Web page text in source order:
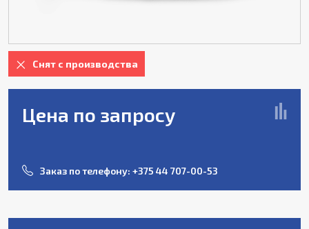
Снят с производства
Цена по запросу
Заказ по телефону: +375 44 707-00-53